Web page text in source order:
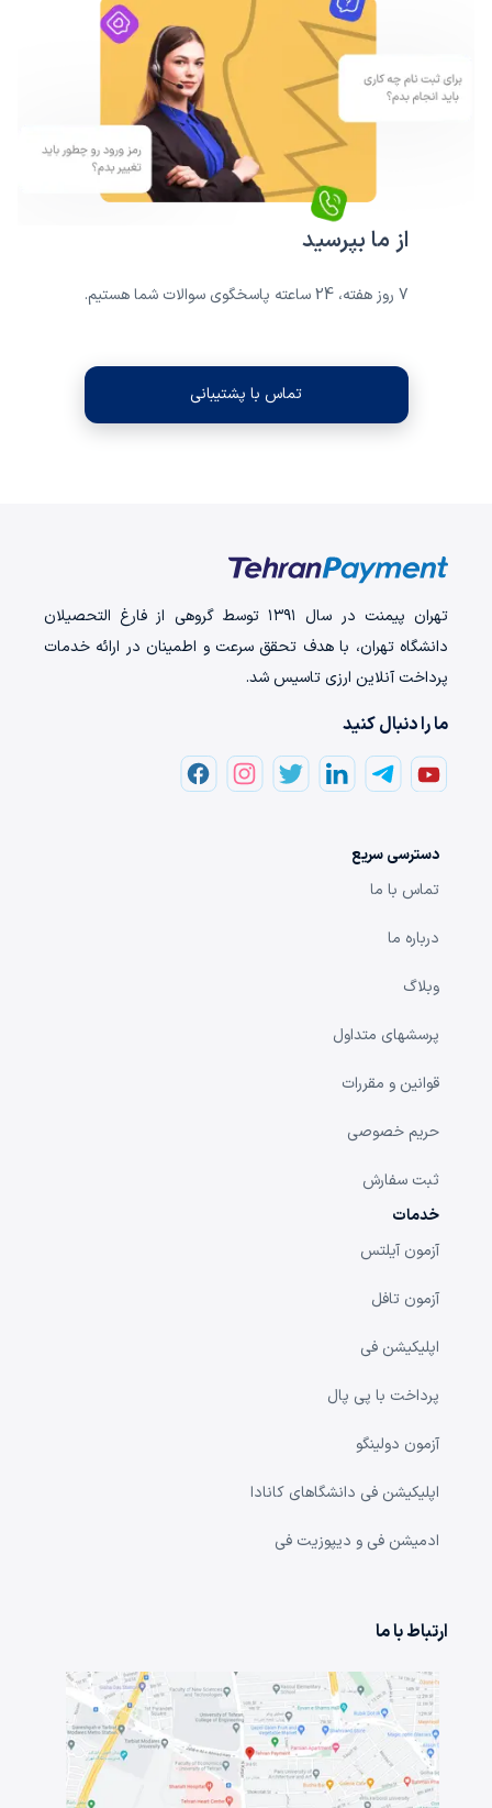
از ما بپرسید
7 روز هفته، 24 ساعته پاسخگوی سوالات شما هستیم.
تماس با پشتیبانی
تهران‌ پیمنت در سال ۱۳۹۱ توسط گروهی از فارغ التحصیلان
دانشگاه تهران، با هدف تحقق سرعت و اطمینان در ارائه خدمات
پرداخت‌ آنلاین ارزی تاسیس شد.
ما را دنبال کنید
دسترسی سریع
تماس با ما
درباره ما
وبلاگ
پرسشهای متداول
قوانین و مقررات
حریم خصوصی
ثبت سفارش
خدمات
آزمون آیلتس
آزمون تافل
اپلیکیشن فی
پرداخت با پی پال
آزمون دولینگو
اپلیکیشن فی دانشگا‌های کانادا
ادمیشن فی و دیپوزیت فی
ارتباط با ما